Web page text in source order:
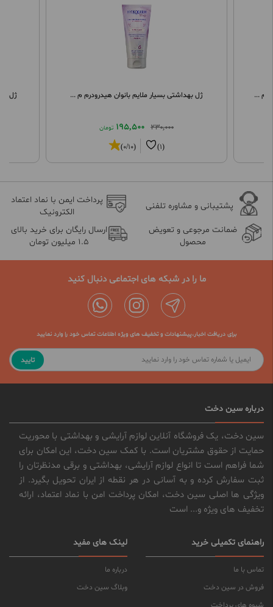
ژل ژل بهداشتی بسیار ملایم بانوان هیدرودرم م ...
230,000
195,500 تومان
(1)
(0/10)
...
پشتیبانی و مشاوره تلفنی
پرداخت ایمن با نماد اعتماد
الکترونیک
ضمانت مرجوعی و تعویض
محصول
ارسال رایگان برای خرید بالای
1.5 میلیون تومان
ما را در شبکه های اجتماعی دنبال کنید
برای دریافت اخبار،پیشنهادات و تخفیف های ویژه اطلاعات تماس خود را وارد نمایید
تایید
درباره سین دخت
سین دخت، یک فروشگاه آنلاین لوازم آرایشی و بهداشتی با محوریت
حمایت از حقوق مشتریان است. با کمک سین دخت، این امکان برای
شما فراهم است تا انواع لوازم آرایشی، بهداشتی و برقی مدنظرتان را
ثبت سفارش کرده و به آسانی در هر نقطه از ایران تحویل بگیرد. از
ویژگی ها اصلی سین دخت، امکان پرداخت امن با نماد اعتماد، ارائه
تخفیف های ویژه و... است
راهنمای تکمیلی خرید
تماس با ما
فروش در سین دخت
لینک های مفید
درباره ما
وبلاگ سین دخت